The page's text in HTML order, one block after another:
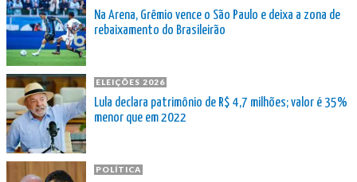
Na Arena, Grêmio vence o São Paulo e deixa a zona de
rebaixamento do Brasileirão
ELEIÇÕES 2026
Lula declara patrimônio de R$ 4,7 milhões; valor é 35%
menor que em 2022
POLÍTICA